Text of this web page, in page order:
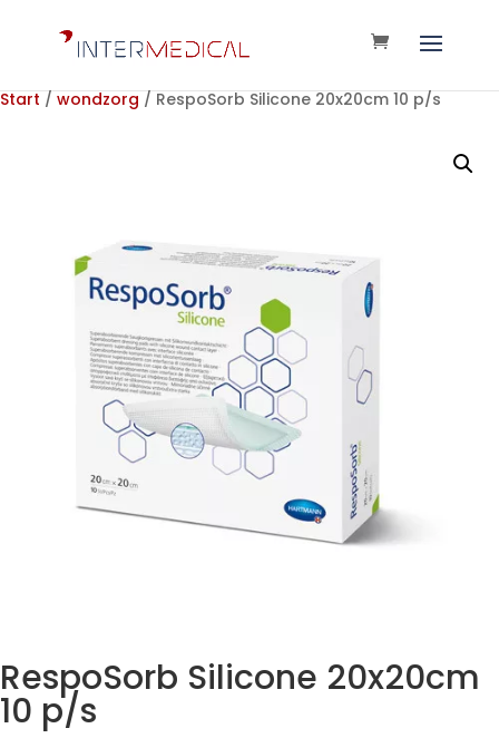
Start / wondzorg / RespoSorb Silicone 20x20cm 10 p/s
RespoSorb Silicone 20x20cm
10 p/s